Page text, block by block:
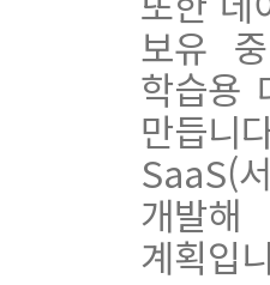
보유
학습용
만듭
SaaS(
개발
계획입